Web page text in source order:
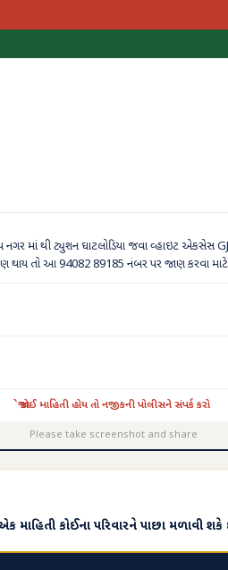
માં થી ટ્યુશન ઘાટલોડિયા જવા વ્હાઇટ એકસેસ
તો આ 94082 89185 નંબર પર જાણ કરવા માટે
જો કોઈ માહિતી હોય તો નજીકની પોલીસને સંપર્ક કરો
Please take screenshot and share
એક માહિતી કોઈના પરિવારને પાછા મળાવી